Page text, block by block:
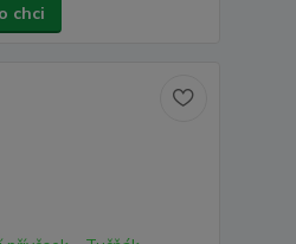
chci